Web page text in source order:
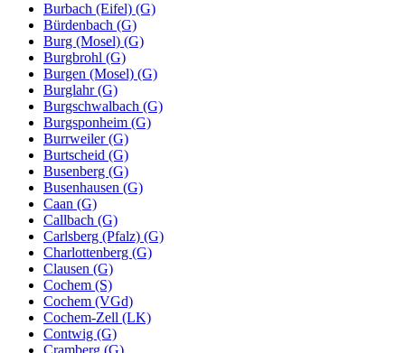
Burbach (Eifel) (G)
Bürdenbach (G)
Burg (Mosel) (G)
Burgbrohl (G)
Burgen (Mosel) (G)
Burglahr (G)
Burgschwalbach (G)
Burgsponheim (G)
Burrweiler (G)
Burtscheid (G)
Busenberg (G)
Busenhausen (G)
Caan (G)
Callbach (G)
Carlsberg (Pfalz) (G)
Charlottenberg (G)
Clausen (G)
Cochem (S)
Cochem (VGd)
Cochem-Zell (LK)
Contwig (G)
Cramberg (G)